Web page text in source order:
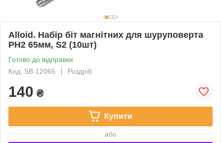
Alloid. Набір біт магнітних для шуруповерта
PH2 65мм, S2 (10шт)
Готово до відправки
Код: SB-12065
Роздріб
140 ₴
Купити
або